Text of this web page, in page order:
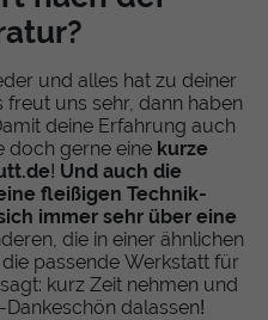
und alles hat zu deiner
uns sehr, dann haben
deine Erfahrung auch
doch gerne eine kurze
! Und auch die
fleißigen Technik-
immer sehr über eine
die in einer ähnlichen
passende Werkstatt für
kurz Zeit nehmen und
dalassen!